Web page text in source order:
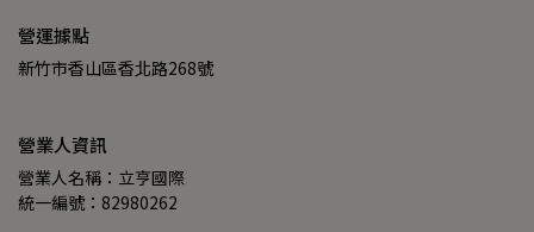
營運據點
新竹市香山區香北路268號
營業人資訊
營業人名稱：立亨國際
統一編號：82980262